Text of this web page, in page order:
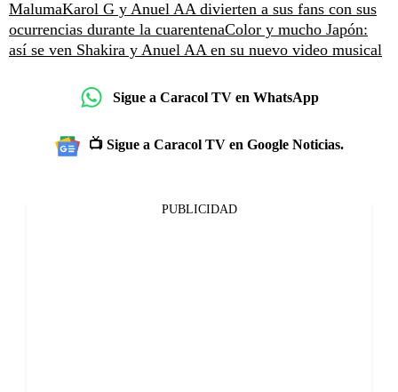
MalumaKarol G y Anuel AA divierten a sus fans con sus
ocurrencias durante la cuarentenaColor y mucho Japón:
así se ven Shakira y Anuel AA en su nuevo video musical
Sigue a Caracol TV en WhatsApp
📺 Sigue a Caracol TV en Google Noticias.
PUBLICIDAD